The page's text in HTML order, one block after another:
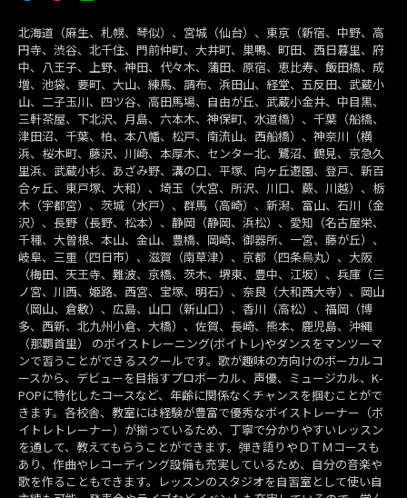
北海道（麻生、札幌、琴似）、宮城（仙台）、東京（新宿、中野、高
円寺、渋谷、北千住、門前仲町、大井町、巣鴨、町田、西日暮里、府
中、八王子、上野、神田、代々木、蒲田、原宿、恵比寿、飯田橋、成
増、池袋、要町、大山、練馬、調布、浜田山、経堂、五反田、武蔵小
山、二子玉川、四ツ谷、高田馬場、自由が丘、武蔵小金井、中目黒、
三軒茶屋、下北沢、月島、六本木、神保町、水道橋）、千葉（船橋、
津田沼、千葉、柏、本八幡、松戸、南流山、西船橋）、神奈川（横
浜、桜木町、藤沢、川崎、本厚木、センター北、鷺沼、鶴見、京急久
里浜、武蔵小杉、あざみ野、溝の口、平塚、向ヶ丘遊園、登戸、新百
合ヶ丘、東戸塚、大和）、埼玉（大宮、所沢、川口、蕨、川越）、栃
木（宇都宮）、茨城（水戸）、群馬（高崎）、新潟、富山、石川（金
沢）、長野（長野、松本）、静岡（静岡、浜松）、愛知（名古屋栄、
千種、大曽根、本山、金山、豊橋、岡崎、御器所、一宮、藤が丘）、
岐阜、三重（四日市）、滋賀（南草津）、京都（四条烏丸）、大阪
（梅田、天王寺、難波、京橋、茨木、堺東、豊中、江坂）、兵庫（三
ノ宮、川西、姫路、西宮、宝塚、明石）、奈良（大和西大寺）、岡山
（岡山、倉敷）、広島、山口（新山口）、香川（高松）、福岡（博
多、西新、北九州小倉、大橋）、佐賀、長崎、熊本、鹿児島、沖縄
（那覇首里） のボイストレーニング(ボイトレ)やダンスをマンツーマ
ンで習うことができるスクールです。歌が趣味の方向けのボーカルコ
ースから、デビューを目指すプロボーカル、声優、ミュージカル、K-
POPに特化したコースなど、年齢に関係なくチャンスを掴むことがで
きます。各校舎、教室には経験が豊富で優秀なボイストレーナー（ボ
イトレトレーナー）が揃っているため、丁寧で分かりやすいレッスン
を通して、教えてもらうことができます。弾き語りやＤＴＭコースも
あり、作曲やレコーディング設備も充実しているため、自分の音楽や
歌を作ることもできます。レッスンのスタジオを自習室として使い自